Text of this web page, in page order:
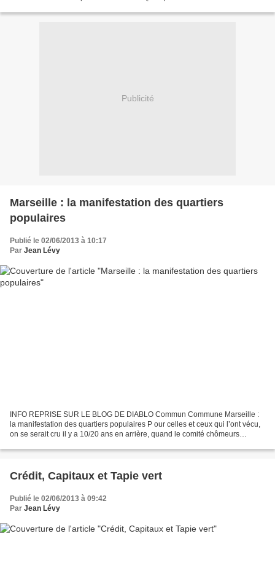
Publicité
Marseille : la manifestation des quartiers
populaires
Publié le 02/06/2013 à 10:17
Par Jean Lévy
INFO REPRISE SUR LE BLOG DE DIABLO Commun Commune Marseille :
la manifestation des quartiers populaires P our celles et ceux qui l’ont vécu,
on se serait cru il y a 10/20 ans en arrière, quand le comité chômeurs
Crédit, Capitaux et Tapie vert
Publié le 02/06/2013 à 09:42
Par Jean Lévy